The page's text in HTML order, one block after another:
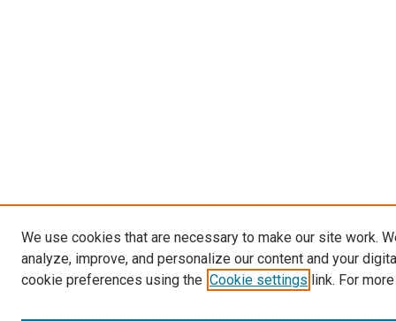
We use cookies that are necessary to make our site work.
analyze, improve, and personalize our content and your
cookie preferences using the Cookie settings link. For